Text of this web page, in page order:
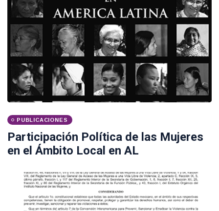
PUBLICACIONES
Participación Política de las Mujeres
en el Ámbito Local en AL